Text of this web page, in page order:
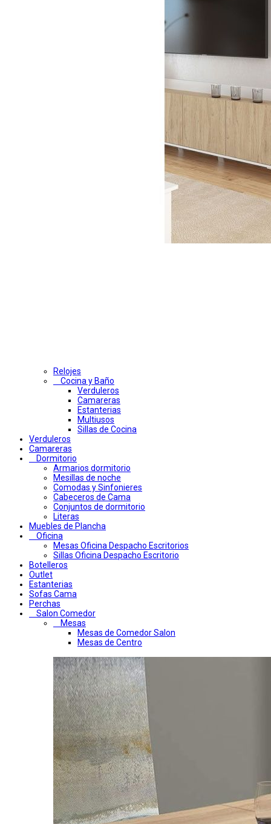
Relojes
Cocina y Baño
Verduleros
Camareras
Estanterias
Multiusos
Sillas de Cocina
Verduleros
Camareras
Dormitorio
Armarios dormitorio
Mesillas de noche
Comodas y Sinfonieres
Cabeceros de Cama
Conjuntos de dormitorio
Literas
Muebles de Plancha
Oficina
Mesas Oficina Despacho Escritorios
Sillas Oficina Despacho Escritorio
Botelleros
Outlet
Estanterias
Sofas Cama
Perchas
Salon Comedor
Mesas
Mesas de Comedor Salon
Mesas de Centro